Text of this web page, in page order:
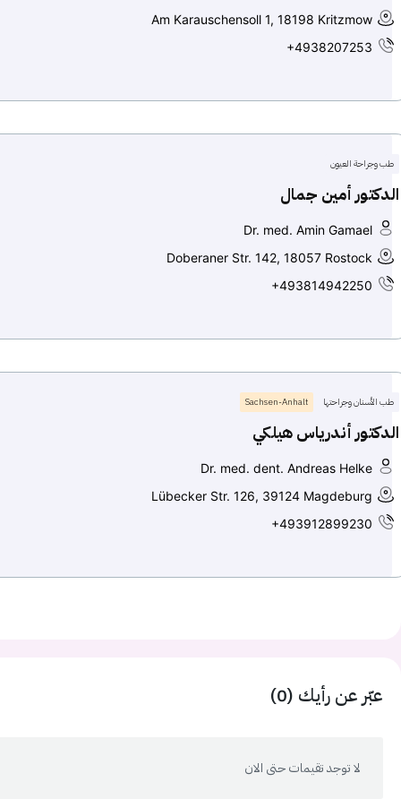
Am Karauschensoll 1, 18198 Kritzmow
+4938207253
طب وجراحة العيون
الدكتور أمين جمال
Dr. med. Amin Gamael
Doberaner Str. 142, 18057 Rostock
+493814942250
طب الأسنان وجراحتها Sachsen-Anhalt
الدكتور أندرياس هيلكي
Dr. med. dent. Andreas Helke
Lübecker Str. 126, 39124 Magdeburg
+493912899230
عبّر عن رأيك (0)
لا توجد تقيمات حتى الان